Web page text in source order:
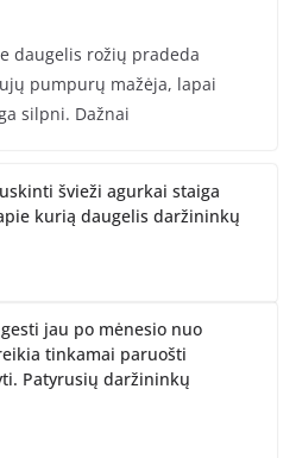
daugelis rožių pradeda
pumpurų mažėja, lapai
silpni. Dažnai
švieži agurkai staiga
kurią daugelis daržininkų
jau po mėnesio nuo
tinkamai paruošti
Patyrusių daržininkų